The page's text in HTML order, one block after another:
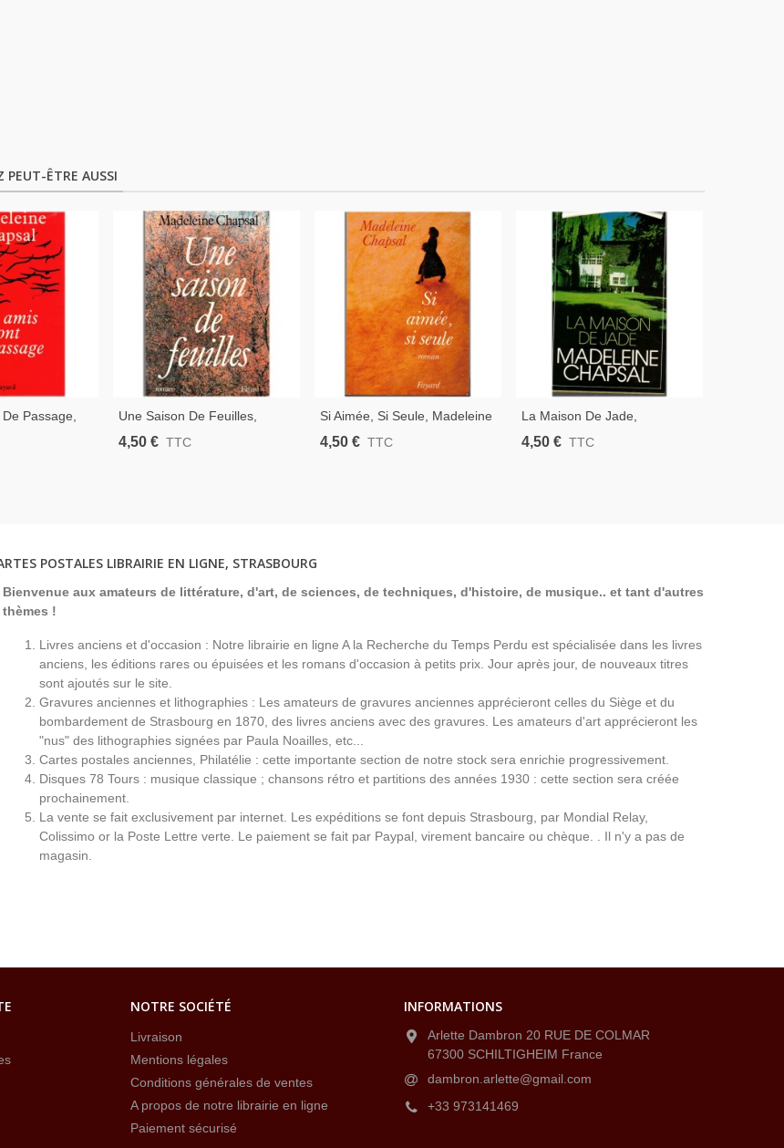
PEUT-ÊTRE AUSSI
Passage,
1997 -
Une Saison De Feuilles,
Madeleine Chapsal, 1988 -
4,50 € TTC
Si Aimée, Si Seule, Madeleine
Chapsal, 1990 - Star De
4,50 € TTC
La Maison De Jade,
Madeleine Chapsal, 1987 -
4,50 € TTC
POSTALES LIBRAIRIE EN LIGNE, STRASBOURG
Bienvenue aux amateurs de littérature, d'art, de sciences, de techniques, d'histoire, de musique.. et tant d'autres
thèmes !
Livres anciens et d'occasion : Notre librairie en ligne A la Recherche du Temps Perdu est spécialisée dans les livres
anciens, les éditions rares ou épuisées et les romans d'occasion à petits prix. Jour après jour, de nouveaux titres
sont ajoutés sur le site.
Gravures anciennes et lithographies : Les amateurs de gravures anciennes apprécieront celles du Siège et du
bombardement de Strasbourg en 1870, des livres anciens avec des gravures. Les amateurs d'art apprécieront les
"nus" des lithographies signées par Paula Noailles, etc...
Cartes postales anciennes, Philatélie : cette importante section de notre stock sera enrichie progressivement.
Disques 78 Tours : musique classique ; chansons rétro et partitions des années 1930 : cette section sera créée
prochainement.
La vente se fait exclusivement par internet. Les expéditions se font depuis Strasbourg, par Mondial Relay,
Colissimo or la Poste Lettre verte. Le paiement se fait par Paypal, virement bancaire ou chèque. . Il n'y a pas de
magasin.
NOTRE SOCIÉTÉ
Livraison
Mentions légales
Conditions générales de ventes
A propos de notre librairie en ligne
Paiement sécurisé
INFORMATIONS
Arlette Dambron 20 RUE DE COLMAR
67300 SCHILTIGHEIM France
dambron.arlette@gmail.com
+33 973141469